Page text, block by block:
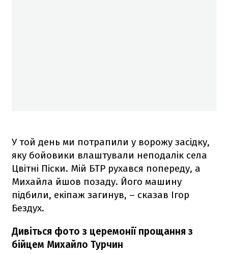
У той день ми потрапили у ворожу засідку,
яку бойовики влаштували неподалік села
Цвітні Піски. Мій БТР рухався попереду, а
Михайла йшов позаду. Його машину
підбили, екіпаж загинув, – сказав Ігор
Бездух.
Дивіться фото з церемонії прощання з
бійцем Михайло Турчин